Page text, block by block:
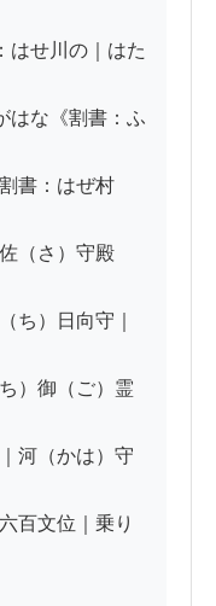
はせ川の｜はた
はな《割書：ふ
書：はぜ村ゟ
（さ）守殿
ち）日向守｜
）御（ご）霊
河（かは）守
百文位｜乗り